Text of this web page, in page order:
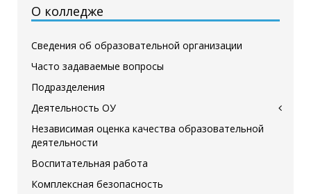
О колледже
Сведения об образовательной организации
Часто задаваемые вопросы
Подразделения
Деятельность ОУ
Независимая оценка качества образовательной
деятельности
Воспитательная работа
Комплексная безопасность